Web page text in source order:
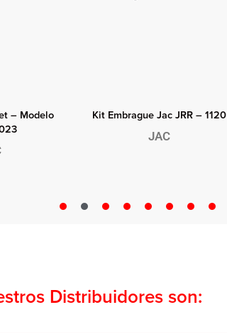
– Modelo
Vista rápida
Kit Embrague Jac JRR – 1120
JAC
Distribuidores son: